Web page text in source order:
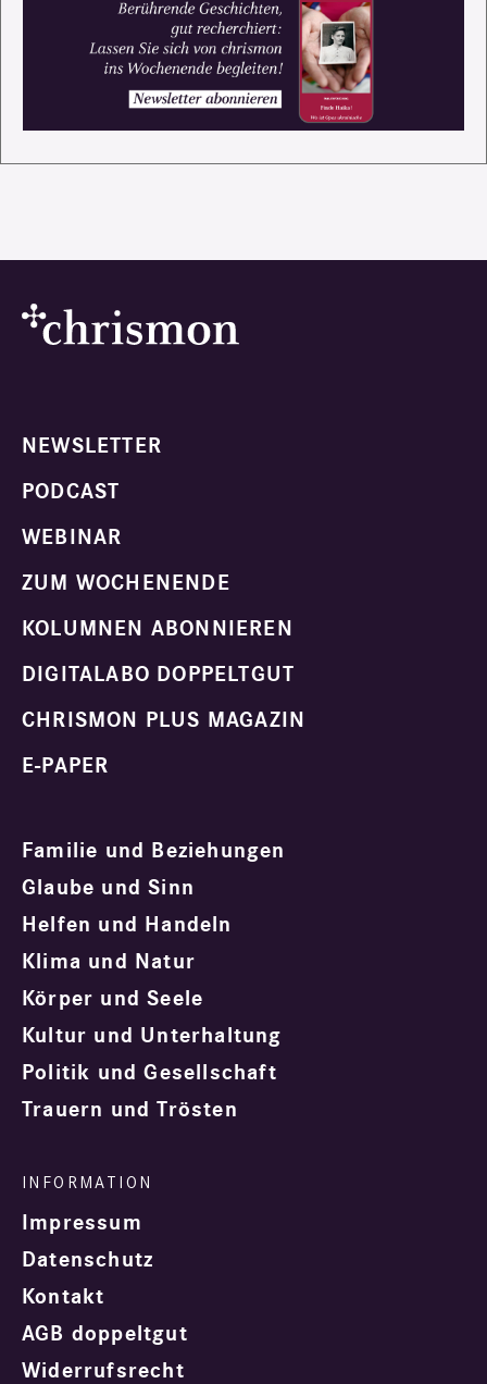
NEWSLETTER
PODCAST
WEBINAR
ZUM WOCHENENDE
KOLUMNEN ABONNIEREN
DIGITALABO DOPPELTGUT
CHRISMON PLUS MAGAZIN
E-PAPER
Familie und Beziehungen
Glaube und Sinn
Helfen und Handeln
Klima und Natur
Körper und Seele
Kultur und Unterhaltung
Politik und Gesellschaft
Trauern und Trösten
Impressum
Datenschutz
Kontakt
AGB doppeltgut
Widerrufsrecht